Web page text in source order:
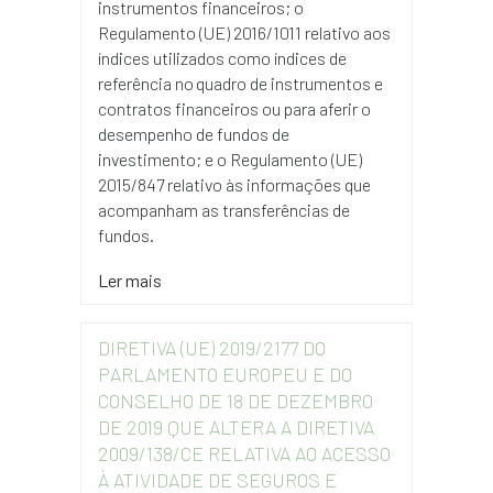
instrumentos financeiros; o
Regulamento (UE) 2016/1011 relativo aos
índices utilizados como índices de
referência no quadro de instrumentos e
contratos financeiros ou para aferir o
desempenho de fundos de
investimento; e o Regulamento (UE)
2015/847 relativo às informações que
acompanham as transferências de
fundos.
Ler mais
DIRETIVA (UE) 2019/2177 DO
PARLAMENTO EUROPEU E DO
CONSELHO DE 18 DE DEZEMBRO
DE 2019 QUE ALTERA A DIRETIVA
2009/138/CE RELATIVA AO ACESSO
À ATIVIDADE DE SEGUROS E